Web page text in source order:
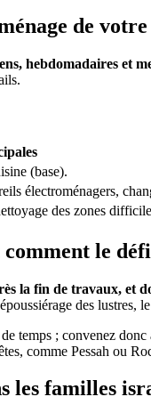
de
hebdomadaires et
(base).
électroménagers,
des zones
comment le
la fin de travaux,
des lustres,
temps ; convenez
comme Pessah ou
les familles